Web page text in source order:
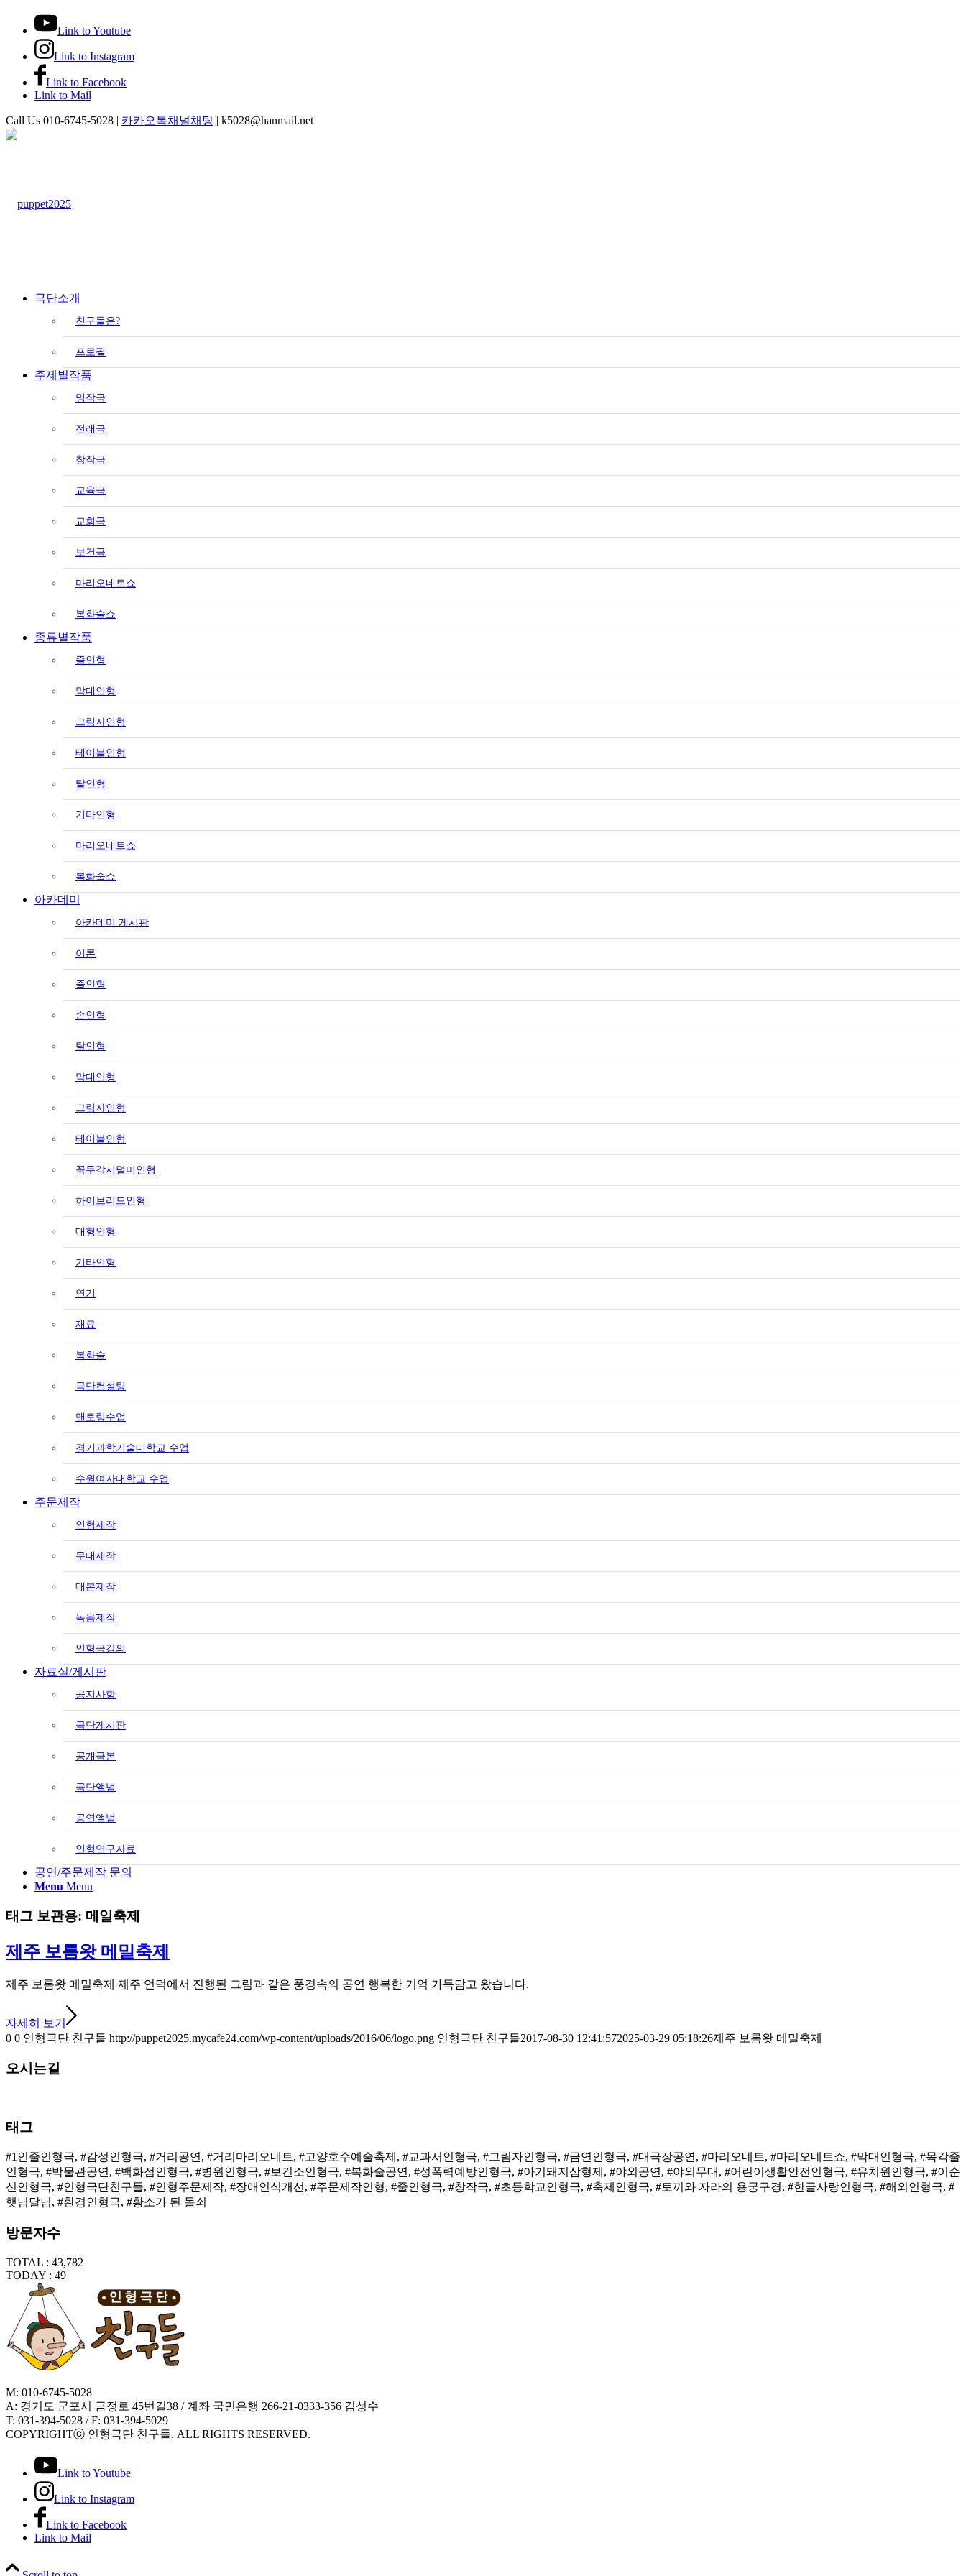
Link to Youtube
Link to Instagram
Link to Facebook
Link to Mail
Call Us 010-6745-5028 | 카카오톡채널채팅 | k5028@hanmail.net
극단소개
친구들은?
프로필
주제별작품
명작극
전래극
창작극
교육극
교회극
보건극
마리오네트쇼
복화술쇼
종류별작품
줄인형
막대인형
그림자인형
테이블인형
탈인형
기타인형
마리오네트쇼
복화술쇼
아카데미
아카데미 게시판
이론
줄인형
손인형
탈인형
막대인형
그림자인형
테이블인형
꼭두각시덜미인형
하이브리드인형
대형인형
기타인형
연기
재료
복화술
극단컨설팅
맨토링수업
경기과학기술대학교 수업
수원여자대학교 수업
주문제작
인형제작
무대제작
대본제작
녹음제작
인형극강의
자료실/게시판
공지사항
극단게시판
공개극본
극단앨범
공연앨범
인형연구자료
공연/주문제작 문의
Menu Menu
태그 보관용: 메일축제
제주 보롬왓 메밀축제
제주 보롬왓 메밀축제 제주 언덕에서 진행된 그림과 같은 풍경속의 공연 행복한 기억 가득담고 왔습니다.
자세히 보기
0 0 인형극단 친구들 http://puppet2025.mycafe24.com/wp-content/uploads/2016/06/logo.png 인형극단 친구들2017-08-30 12:41:572025-03-29 05:18:26제주 보롬왓 메밀축제
오시는길
태그
#1인줄인형극, #감성인형극, #거리공연, #거리마리오네트, #고양호수예술축제, #교과서인형극, #그림자인형극, #금연인형극, #대극장공연, #마리오네트, #마리오네트쇼, #막대인형극, #목각줄
인형극, #박물관공연, #백화점인형극, #병원인형극, #보건소인형극, #복화술공연, #성폭력예방인형극, #아기돼지삼형제, #야외공연, #야외무대, #어린이생활안전인형극, #유치원인형극, #이순
신인형극, #인형극단친구들, #인형주문제작, #장애인식개선, #주문제작인형, #줄인형극, #창작극, #초등학교인형극, #축제인형극, #토끼와 자라의 용궁구경, #한글사랑인형극, #해외인형극, #
햇님달님, #환경인형극, #황소가 된 돌쇠
방문자수
TOTAL : 43,782
TODAY : 49
M: 010-6745-5028
A: 경기도 군포시 금정로 45번길38 / 계좌 국민은행 266-21-0333-356 김성수
T: 031-394-5028 / F: 031-394-5029
COPYRIGHTⓒ 인형극단 친구들. ALL RIGHTS RESERVED.
Link to Youtube
Link to Instagram
Link to Facebook
Link to Mail